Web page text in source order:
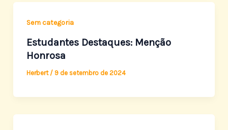
Sem categoria
Estudantes Destaques: Menção
Honrosa
Herbert / 9 de setembro de 2024